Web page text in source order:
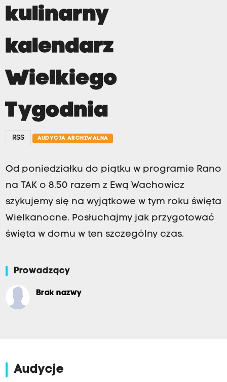
kulinarny
kalendarz
Wielkiego
Tygodnia
RSS AUDYCJA ARCHIWALNA
Od poniedziałku do piątku w programie Rano
na TAK o 8.50 razem z Ewą Wachowicz
szykujemy się na wyjątkowe w tym roku święta
Wielkanocne. Posłuchajmy jak przygotować
święta w domu w ten szczególny czas.
Prowadzący
Brak nazwy
Audycje